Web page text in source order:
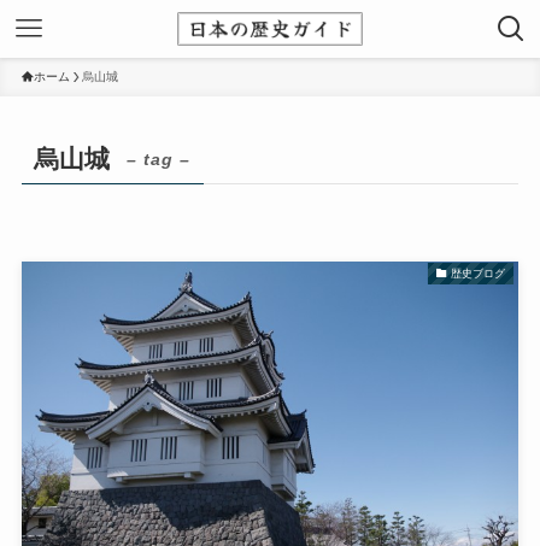
ホーム 烏山城
烏山城 – tag –
歴史ブログ